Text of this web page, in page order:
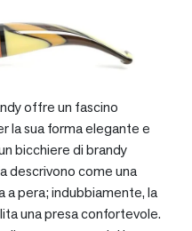
offre un fascino
la sua forma elegante e
bicchiere di brandy
descrivono come una
a pera; indubbiamente, la
una presa confortevole.